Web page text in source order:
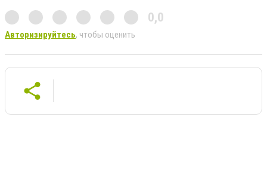
0,0
Авторизируйтесь, чтобы оценить